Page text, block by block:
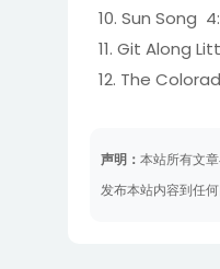
10. Sun Song
11. Git Along
12. The
声明：本站所有文
发布本站内容到任